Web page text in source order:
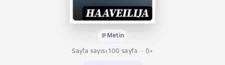
Metin
Sayfa sayısı 100 sayfa
0+